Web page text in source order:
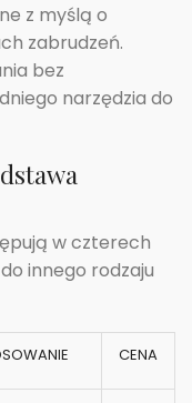
z myślą o
zabrudzeń.
bez
narzędzia do
w czterech
innego rodzaju
CENA